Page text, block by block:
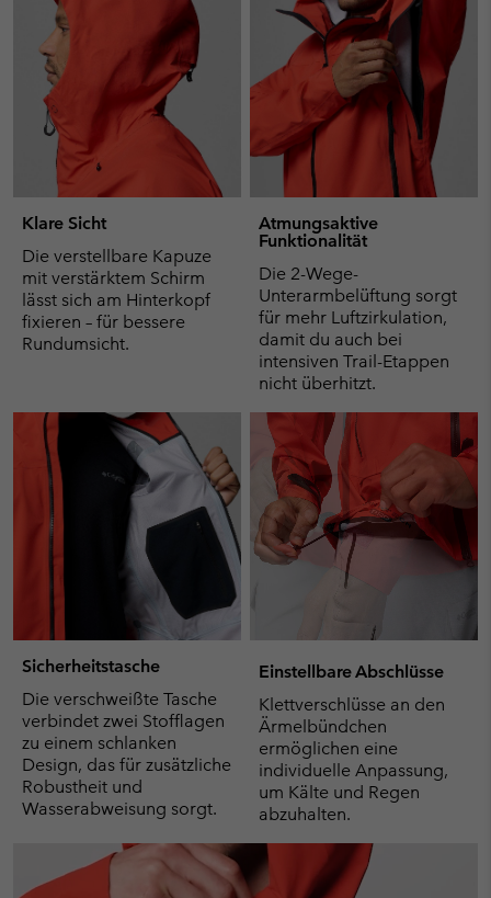
Klare Sicht
Die verstellbare Kapuze
mit verstärktem Schirm
lässt sich am Hinterkopf
fixieren – für bessere
Rundumsicht.
Atmungsaktive
Funktionalität
Die 2-Wege-
Unterarmbelüftung sorgt
für mehr Luftzirkulation,
damit du auch bei
intensiven Trail-Etappen
nicht überhitzt.
Sicherheitstasche
Die verschweißte Tasche
verbindet zwei Stofflagen
zu einem schlanken
Design, das für zusätzliche
Robustheit und
Wasserabweisung sorgt.
Einstellbare Abschlüsse
Klettverschlüsse an den
Ärmelbündchen
ermöglichen eine
individuelle Anpassung,
um Kälte und Regen
abzuhalten.